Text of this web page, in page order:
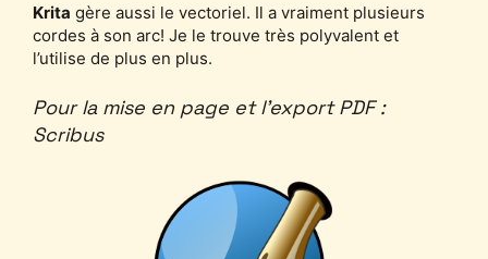
Krita gère aussi le vectoriel. Il a vraiment plusieurs
cordes à son arc! Je le trouve très polyvalent et
l’utilise de plus en plus.
Pour la mise en page et l’export PDF :
Scribus